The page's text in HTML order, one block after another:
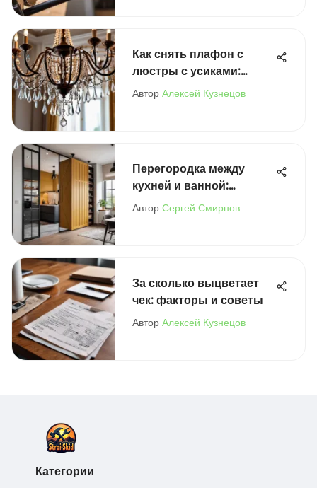
Как снять плафон с
люстры с усиками:
полное руководство
Автор Алексей Кузнецов
Перегородка между
кухней и ванной:
пошаговое руководство
Автор Сергей Смирнов
За сколько выцветает
чек: факторы и советы
Автор Алексей Кузнецов
Категории